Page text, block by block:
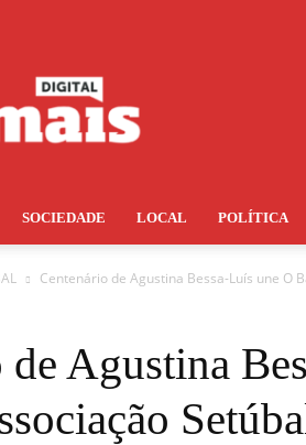
SOCIEDADE LOCAL POLÍTICA
Centenário de Agustina Bessa-Luís une O
de Agustina